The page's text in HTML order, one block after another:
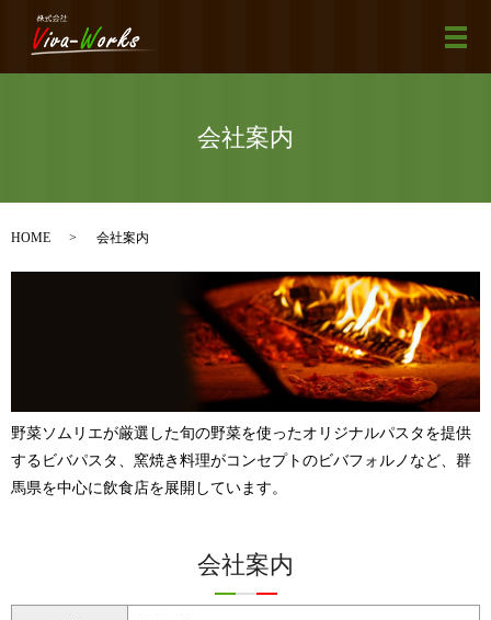
メ
会社案内
HOME 会社案内
野菜ソムリエが厳選した旬の野菜を使ったオリジナルパスタを提供
するビバパスタ、窯焼き料理がコンセプトのビバフォルノなど、群
馬県を中心に飲食店を展開しています。
会社案内